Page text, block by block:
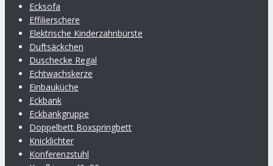
Ecksofa
Effilierschere
Elektrische Kinderzahnbürste
Duftsäckchen
Duschecke Regal
Echtwachskerze
Einbauküche
Eckbank
Eckbankgruppe
Doppelbett Boxspringbett
Knicklichter
Konferenzstuhl